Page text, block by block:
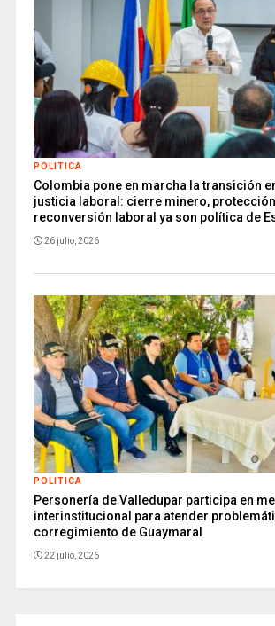
POLITICA
Colombia pone en marcha la transición
justicia laboral: cierre minero,
reconversión laboral ya son política de
26 julio, 2026
POLITICA
Personería de Valledupar participa en
interinstitucional para atender
corregimiento de Guaymaral
22 julio, 2026